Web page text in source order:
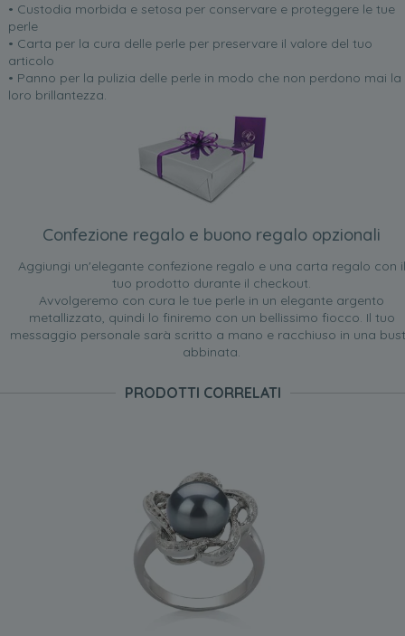
• Custodia morbida e setosa per conservare e proteggere le tue
perle
• Carta per la cura delle perle per preservare il valore del tuo
articolo
• Panno per la pulizia delle perle in modo che non perdono mai la
loro brillantezza.
Confezione regalo e buono regalo opzionali
Aggiungi un'elegante confezione regalo e una carta regalo con il
tuo prodotto durante il checkout.
Avvolgeremo con cura le tue perle in un elegante argento
metallizzato, quindi lo finiremo con un bellissimo fiocco. Il tuo
messaggio personale sarà scritto a mano e racchiuso in una
abbinata.
PRODOTTI CORRELATI